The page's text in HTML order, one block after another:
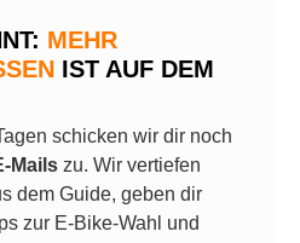
MEHR
IST AUF DEM
schicken wir dir noch
Mails zu. Wir vertiefen
dem Guide, geben dir
zur E-Bike-Wahl und